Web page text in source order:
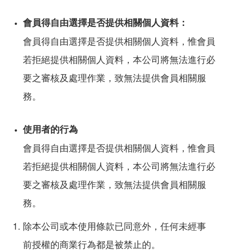
會員得自由選擇是否提供相關個人資料：
會員得自由選擇是否提供相關個人資料，惟會員
若拒絕提供相關個人資料，本公司將無法進行必
要之審核及處理作業，致無法提供會員相關服
務。
使用者的行為
會員得自由選擇是否提供相關個人資料，惟會員
若拒絕提供相關個人資料，本公司將無法進行必
要之審核及處理作業，致無法提供會員相關服
務。
除本公司或本使用條款已同意外，任何未經事
前授權的商業行為都是被禁止的。